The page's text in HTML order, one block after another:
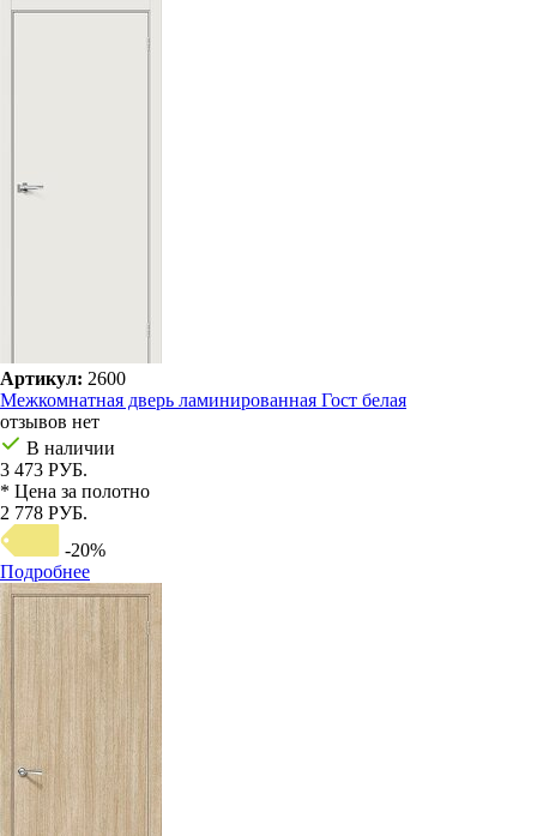
Артикул: 2600
Межкомнатная дверь ламинированная Гост белая
отзывов нет
В наличии
3 473 РУБ.
* Цена за полотно
2 778 РУБ.
-20%
Подробнее